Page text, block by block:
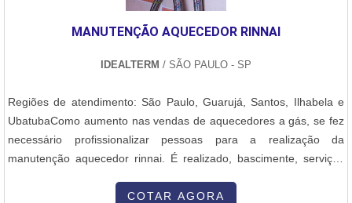
MANUTENÇÃO AQUECEDOR RINNAI
IDEALTERM / SÃO PAULO - SP
Regiões de atendimento: São Paulo, Guarujá, Santos, Ilhabela e
UbatubaComo aumento nas vendas de aquecedores a gás, se fez
necessário profissionalizar pessoas para a realização da
manutenção aquecedor rinnai. É realizado, bascimente, serviços
mais recorrentes, independentemente do modelo ou local de
COTAR AGORA